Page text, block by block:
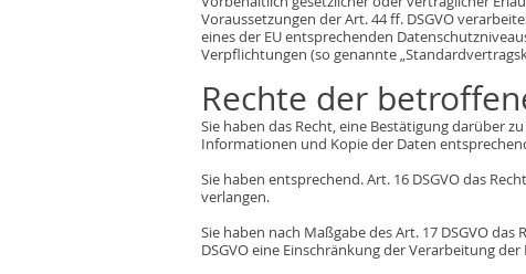
Voraussetzungen der Art. 44 ff. DSGVO
eines der EU entsprechenden
Verpflichtungen (so genannte
Rechte der
Sie haben das Recht, eine Bestätigung darüber
Informationen und Kopie der Daten
Sie haben entsprechend. Art. 16 DSGVO das
verlangen.
Sie haben nach Maßgabe des Art. 17 DSGVO
DSGVO eine Einschränkung der Verarbeitung